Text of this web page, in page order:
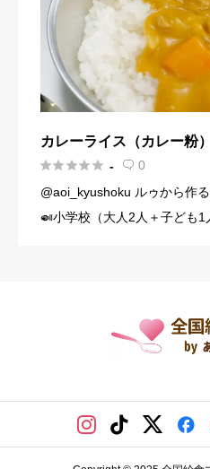
カレーライス（カレー粉）
 -  0
@aoi_kyushoku ルゥから作
🍛小学校（大人2人＋子ども